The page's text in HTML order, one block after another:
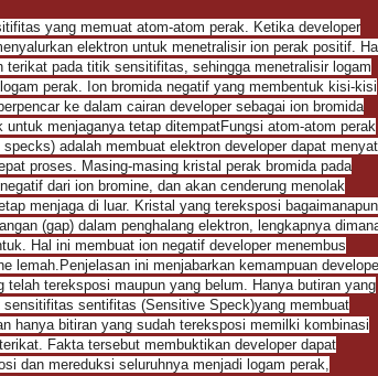
yang memuat atom-atom perak. Ketika developer
elektron untuk menetralisir ion perak positif. Hal
terikat pada titik sensitifitas, sehingga menetralisir logam
perak. Ion bromida negatif yang membentuk kisi-kisi
ke dalam cairan developer sebagai ion bromida
menjaganya tetap ditempatFungsi atom-atom perak
adalah membuat elektron developer dapat
proses. Masing-masing kristal perak bromida pada
dari ion bromine, dan akan cenderung menolak
menjaga di luar. Kristal yang tereksposi bagaimanapun
(gap) dalam penghalang elektron, lengkapnya
Hal ini membuat ion negatif developer menembus
lemah.Penjelasan ini menjabarkan kemampuan
telah tereksposi maupun yang belum. Hanya butiran yang
sentifitas (Sensitive Speck)yang membuat
hanya bitiran yang sudah tereksposi memilki kombinasi
Fakta tersebut membuktikan developer dapat
dan mereduksi seluruhnya menjadi logam perak,